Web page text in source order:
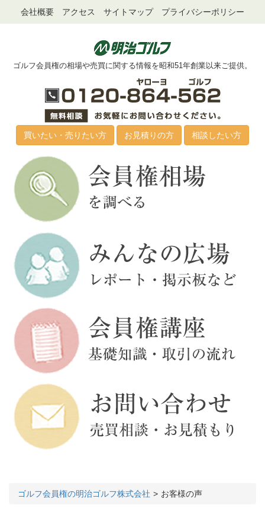
会社概要 アクセス サイトマップ プライバシーポリシー
ゴルフ会員権の相場や売買に関する情報を昭和51年創業以来ご提供。
買いたい・売りたい方 お見積りの方 相談したい方
ゴルフ会員権の明治ゴルフ株式会社 お客様の声